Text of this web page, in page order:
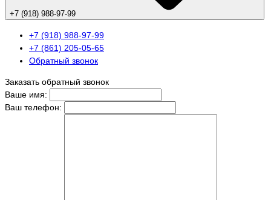
+7 (918) 988-97-99
+7 (918) 988-97-99
+7 (861) 205-05-65
Обратный звонок
Заказать обратный звонок
Ваше имя:
Ваш телефон: